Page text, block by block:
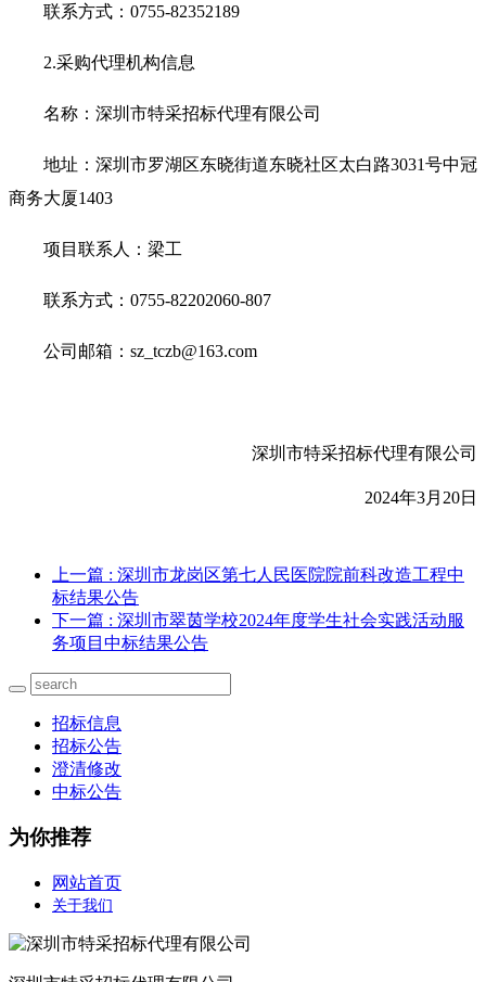
联系方式：0755-82352189
2.采购代理机构信息
名称：深圳市特采招标代理有限公司
地址：深圳市罗湖区东晓街道东晓社区太白路3031号中冠
商务大厦1403
项目联系人：梁工
联系方式：0755-82202060-807
公司邮箱：sz_tczb@163.com
深圳市特采招标代理有限公司
2024年3月20日
上一篇 : 深圳市龙岗区第七人民医院院前科改造工程中
标结果公告
下一篇 : 深圳市翠茵学校2024年度学生社会实践活动服
务项目中标结果公告
招标信息
招标公告
澄清修改
中标公告
为你推荐
网站首页
关于我们